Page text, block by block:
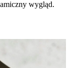
wygląd.